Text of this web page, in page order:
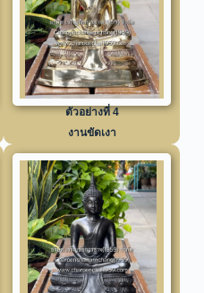
ตัวอย่างที่ 4
งานขัดเงา